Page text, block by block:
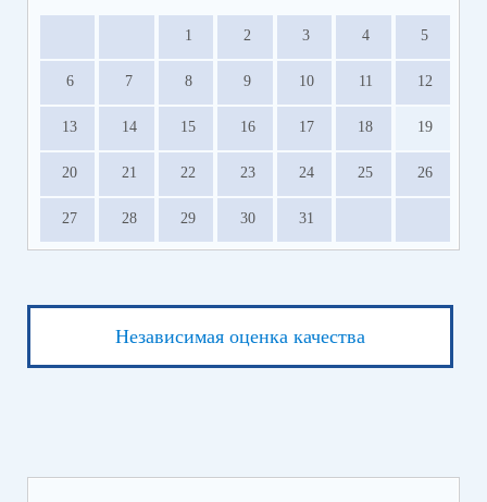
1 2 3 4 5
6 7 8 9 10 11 12
13 14 15 16 17 18 19
20 21 22 23 24 25 26
27 28 29 30 31
Независимая оценка качества